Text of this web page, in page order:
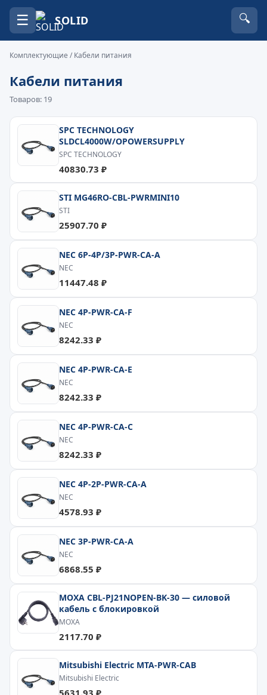
☰ SOLID 🔍
Комплектующие / Кабели питания
Кабели питания
Товаров: 19
SPC TECHNOLOGY
SLDCL4000W/OPOWERSUPPLY
SPC TECHNOLOGY
40830.73 ₽
STI MG46RO-CBL-PWRMINI10
STI
25907.70 ₽
NEC 6P-4P/3P-PWR-CA-A
NEC
11447.48 ₽
NEC 4P-PWR-CA-F
NEC
8242.33 ₽
NEC 4P-PWR-CA-E
NEC
8242.33 ₽
NEC 4P-PWR-CA-C
NEC
8242.33 ₽
NEC 4P-2P-PWR-CA-A
NEC
4578.93 ₽
NEC 3P-PWR-CA-A
NEC
6868.55 ₽
MOXA CBL-PJ21NOPEN-BK-30 — силовой
кабель с блокировкой
MOXA
2117.70 ₽
Mitsubishi Electric MTA-PWR-CAB
Mitsubishi Electric
5631.93 ₽